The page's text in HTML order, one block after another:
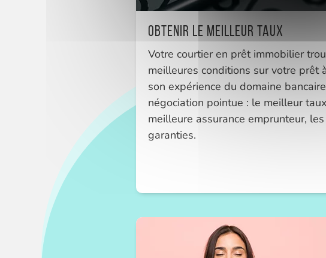
Obtenir le meilleur taux
Votre courtier en prêt immobilier
meilleures conditions sur votre prêt
son expérience du domaine
négociation pointue : le meilleur
meilleure assurance emprunteur,
garanties.